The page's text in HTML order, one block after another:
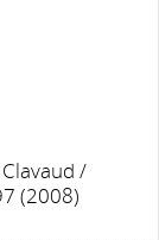
/
(2008)